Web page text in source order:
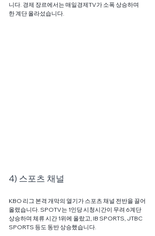
니다. 경제 장르에서는 매일경제TV가 소폭 상승하며
한 계단 올라섰습니다.
4) 스포츠 채널
KBO 리그 본격 개막의 열기가 스포츠 채널 전반을 끌어
올렸습니다. SPOTV는 1인당 시청시간이 무려 6계단
상승하며 체류 시간 1위에 올랐고, IB SPORTS, JTBC
SPORTS 등도 동반 상승했습니다.